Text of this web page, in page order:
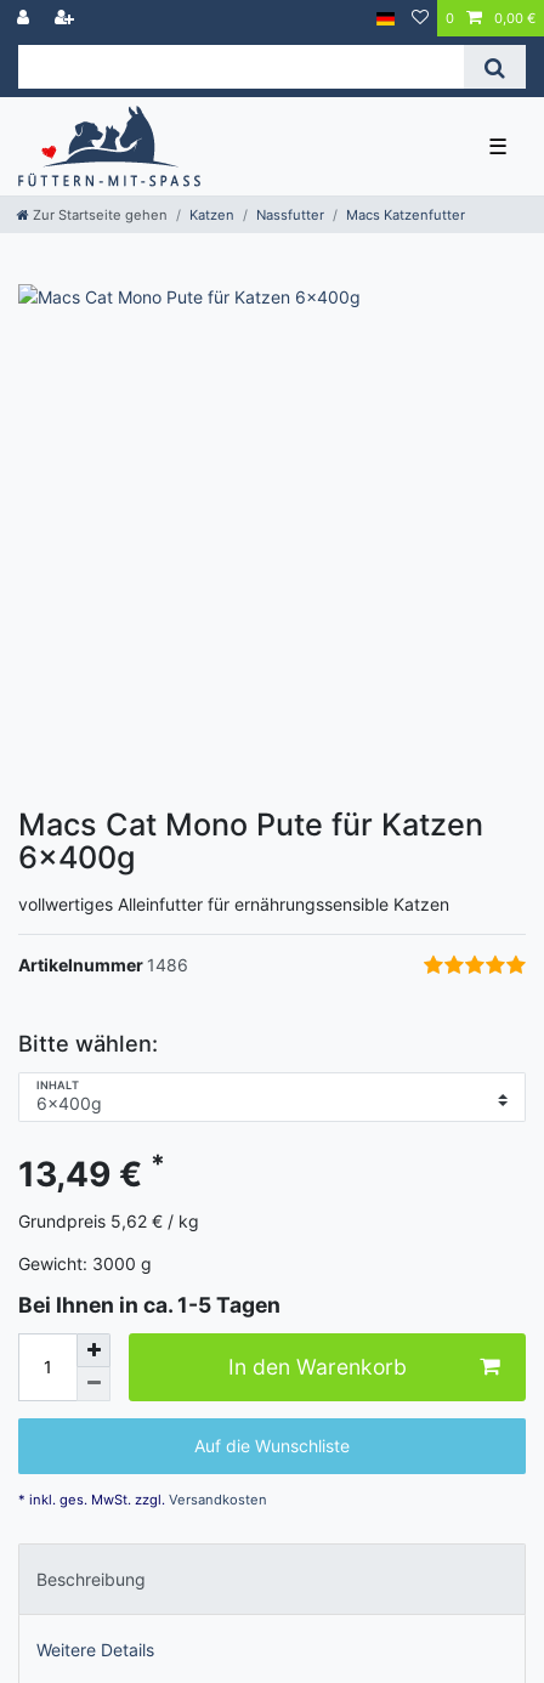
0 0,00 €
☰
Zur Startseite gehen Katzen Nassfutter Macs Katzenfutter
Macs Cat Mono Pute für Katzen
6x400g
vollwertiges Alleinfutter für ernährungssensible Katzen
Artikelnummer 1486
Bitte wählen:
INHALT
13,49 € *
Grundpreis 5,62 € / kg
Gewicht: 3000 g
Bei Ihnen in ca. 1-5 Tagen
In den Warenkorb
Auf die Wunschliste
* inkl. ges. MwSt. zzgl. Versandkosten
Beschreibung
Weitere Details